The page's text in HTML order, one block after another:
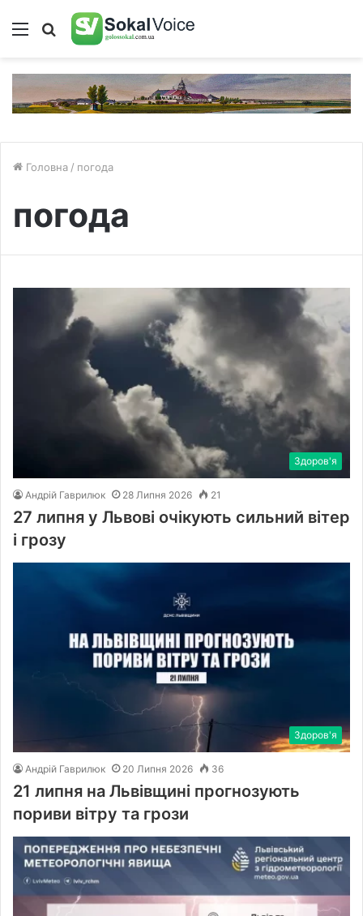
Меню Пошук
Головна / погода
погода
Здоров'я
Андрій Гаврилюк 28 Липня 2026 21
27 липня у Львові очікують сильний вітер
і грозу
Здоров'я
Андрій Гаврилюк 20 Липня 2026 36
21 липня на Львівщині прогнозують
пориви вітру та грози